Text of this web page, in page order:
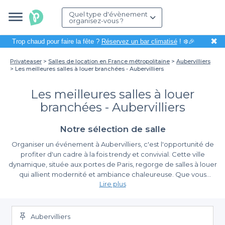
Quel type d'évènement
organisez-vous ?
Trop chaud pour faire la fête ? Réservez un bar climatisé! ❄️🎉 ✖
Privateaser Salles de location en France métropolitaine
Aubervilliers
Les meilleures salles à louer branchées - Aubervilliers
Les meilleures salles à louer
branchées - Aubervilliers
Notre sélection de salle
Organiser un événement à Aubervilliers, c'est l'opportunité de
profiter d'un cadre à la fois trendy et convivial. Cette ville
dynamique, située aux portes de Paris, regorge de salles à louer
qui allient modernité et ambiance chaleureuse. Que vous
planifiiez une soirée d'entreprise, un anniversaire ou un cocktail,
tout en offrant un environnement agréable pour vos invités.
La simplicité de la réservation avec Privateaser
Avec l'aide de Privateaser, réserver une salle à Aubervilliers
Lire plus
Aubervilliers